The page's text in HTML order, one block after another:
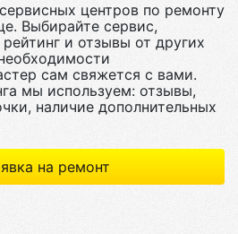
центров по ремонту
Выбирайте сервис,
и отзывы от других
сам свяжется с вами.
мы используем: отзывы,
наличие дополнительных
на ремонт